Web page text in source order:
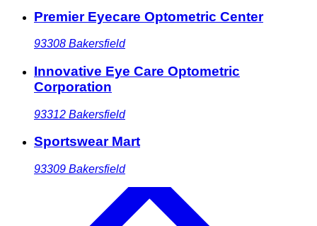
Premier Eyecare Optometric Center
93308 Bakersfield
Innovative Eye Care Optometric
Corporation
93312 Bakersfield
Sportswear Mart
93309 Bakersfield